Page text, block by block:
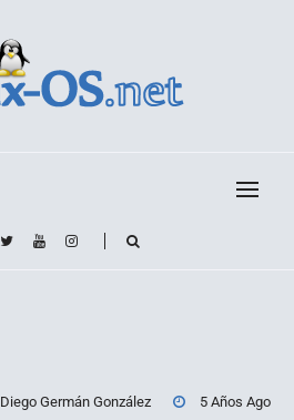
Diego Germán González 5 Años Ago